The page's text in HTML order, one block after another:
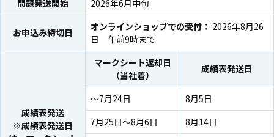
問題発送開始 2026年6月中旬
お申込み締切日 オンラインショップでの受付： 2026年8月26
日 午前9時まで
成績表発送
※成績表発送日
マークシート返却日
（当社着）
成績表発送日
～7月24日
8月5日
7月25日～8月6日
8月14日